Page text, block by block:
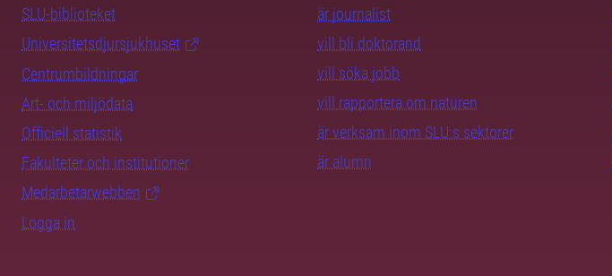
SLU-biblioteket
Universitetsdjursjukhuset
Centrumbildningar
Art- och miljödata
Officiell statistik
Fakulteter och institutioner
Medarbetarwebben
Logga in
är journalist
vill bli doktorand
vill söka jobb
vill rapportera om naturen
är verksam inom SLU:s sektorer
är alumn